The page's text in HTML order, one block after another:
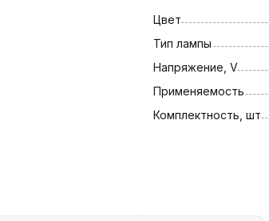
Цвет
Тип лампы
Напряжение, V
Применяемость
Комплектность, шт